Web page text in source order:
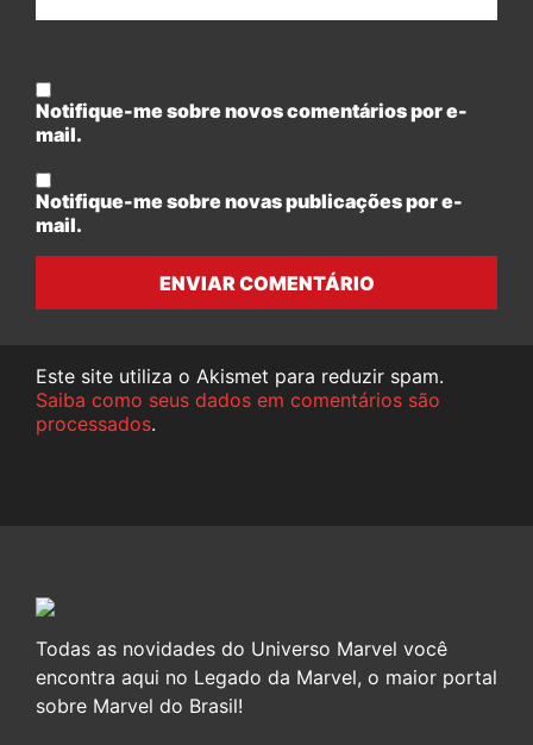
Notifique-me sobre novos comentários por e-
mail.
Notifique-me sobre novas publicações por e-
mail.
ENVIAR COMENTÁRIO
Este site utiliza o Akismet para reduzir spam.
Saiba como seus dados em comentários são
processados.
Todas as novidades do Universo Marvel você
encontra aqui no Legado da Marvel, o maior portal
sobre Marvel do Brasil!